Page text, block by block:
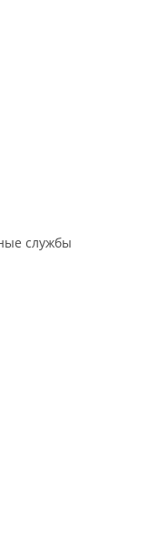
службы